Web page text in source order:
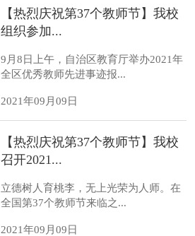
【热烈庆祝第37个教师节】我校
组织参加...
9月8日上午，自治区教育厅举办2021年
全区优秀教师先进事迹报...
2021年09月09日
【热烈庆祝第37个教师节】我校
召开2021...
立德树人育桃李，无上光荣为人师。在
全国第37个教师节来临之...
2021年09月09日